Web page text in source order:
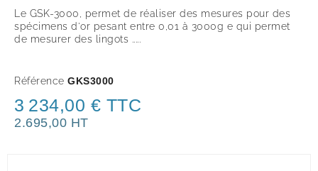
Le GSK-3000, permet de réaliser des mesures pour des
spécimens d'or pesant entre 0,01 à 3000g e qui permet
de mesurer des lingots .....
Référence GKS3000
3 234,00 € TTC
2.695,00 HT